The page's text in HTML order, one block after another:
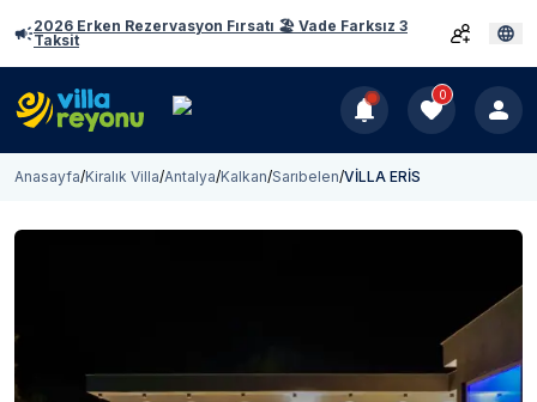
2026 Erken Rezervasyon Fırsatı 🏖️ Vade Farksız 3
Taksit
0
Anasayfa/Kiralık Villa/Antalya/Kalkan/Sarıbelen/VİLLA ERİS